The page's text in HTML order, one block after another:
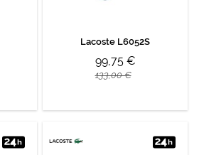
Lacoste L6052S
99,75 €
133,00 €